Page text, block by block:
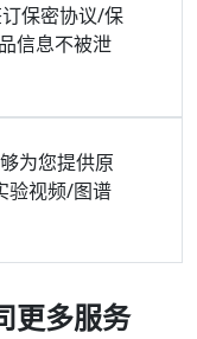
保密协议/保
信息不被泄
为您提供原
验视频/图谱
更多服务